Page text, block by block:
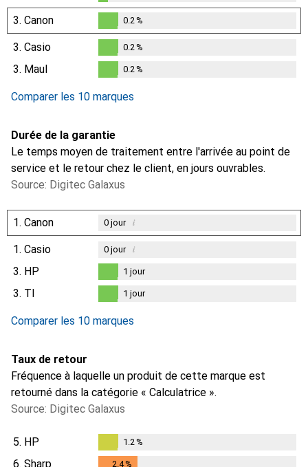
0.1%
3. Canon
0.2%
0.2 %
3. Casio
0.2%
0.2 %
3. Maul 0.2 %
Comparer les 10 marques
Durée de la garantie
Le temps moyen de traitement entre l'arrivée au point de
service et le retour chez le client, en jours ouvrables.
Source: Digitec Galaxus
1. Canon 0jour i
1. Casio 0jour i
3. HP
jour
1 jour
3. TI 1 jour
Comparer les 10 marques
Taux de retour
Fréquence à laquelle un produit de cette marque est
retourné dans la catégorie « Calculatrice ».
Source: Digitec Galaxus
5. HP
1.2%
1.2 %
6. Sharp 2.4%